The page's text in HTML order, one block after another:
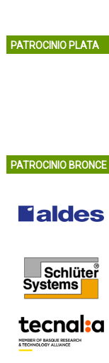
PATROCINIO PLATA
PATROCINIO BRONCE